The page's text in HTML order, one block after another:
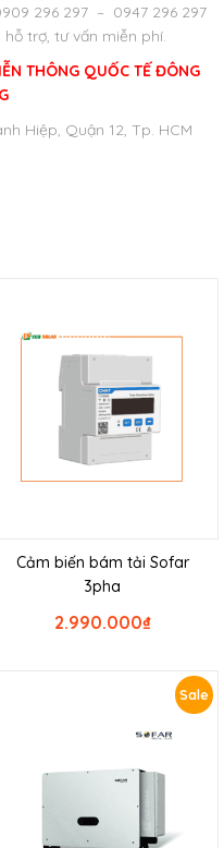
296 297 – 0947 296 297
trợ, tư vấn miễn phí.
THÔNG QUỐC TẾ ĐÔNG
Hiệp, Quận 12, Tp. HCM
Cảm biến bám tải Sofar
3pha
₫
2.990.000
Sale